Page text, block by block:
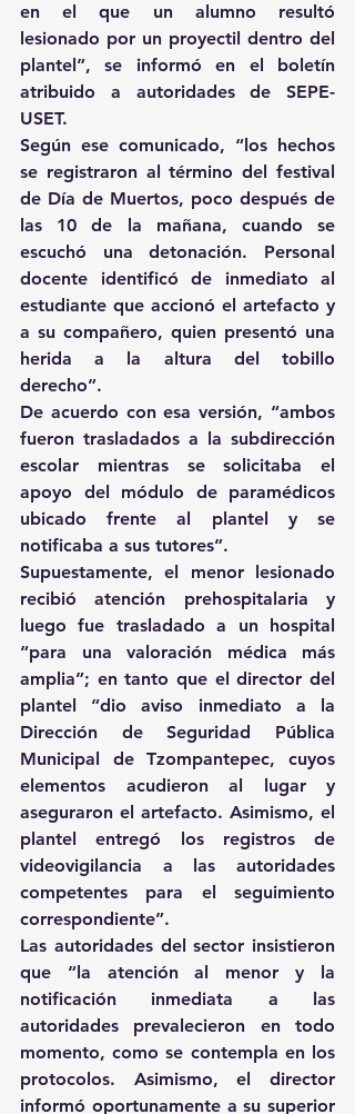
en el que un alumno resultó
lesionado por un proyectil dentro del
plantel”, se informó en el boletín
atribuido a autoridades de SEPE-
USET.
Según ese comunicado, “los hechos
se registraron al término del festival
de Día de Muertos, poco después de
las 10 de la mañana, cuando se
escuchó una detonación. Personal
docente identificó de inmediato al
estudiante que accionó el artefacto y
a su compañero, quien presentó una
herida a la altura del tobillo
derecho”.
De acuerdo con esa versión, “ambos
fueron trasladados a la subdirección
escolar mientras se solicitaba el
apoyo del módulo de paramédicos
ubicado frente al plantel y se
notificaba a sus tutores”.
Supuestamente, el menor lesionado
recibió atención prehospitalaria y
luego fue trasladado a un hospital
“para una valoración médica más
amplia”; en tanto que el director del
plantel “dio aviso inmediato a la
Dirección de Seguridad Pública
Municipal de Tzompantepec, cuyos
elementos acudieron al lugar y
aseguraron el artefacto. Asimismo, el
plantel entregó los registros de
videovigilancia a las autoridades
competentes para el seguimiento
correspondiente”.
Las autoridades del sector insistieron
que “la atención al menor y la
notificación inmediata a las
autoridades prevalecieron en todo
momento, como se contempla en los
protocolos. Asimismo, el director
informó oportunamente a su superior